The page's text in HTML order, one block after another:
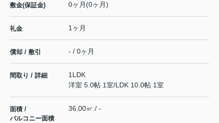
敷金(保証金) 0ヶ月(0ヶ月)
礼金 1ヶ月
償却 / 敷引 - / 0ヶ月
間取り / 詳細
1LDK
洋室 5.0帖 1室/LDK 10.0帖 1室
面積 /
バルコニー面積
36.00㎡ / -